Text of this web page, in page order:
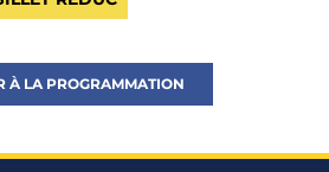
À LA PROGRAMMATION